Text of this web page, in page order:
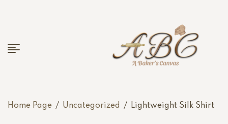
Home Page / Uncategorized / Lightweight Silk Shirt